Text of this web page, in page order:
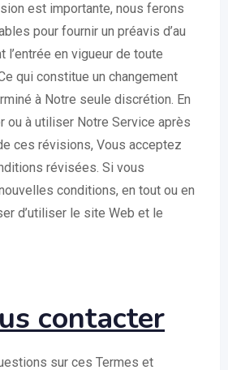
est importante, nous ferons
pour fournir un préavis d’au
l’entrée en vigueur de toute
qui constitue un changement
à Notre seule discrétion. En
ou à utiliser Notre Service après
ces révisions, Vous acceptez
révisées. Si vous
conditions, en tout ou en
d’utiliser le site Web et le
contacter
sur ces Termes et